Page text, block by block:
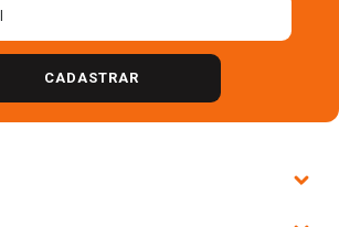
CADASTRAR